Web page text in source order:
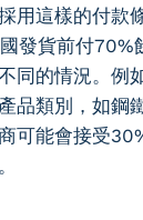
用這樣的付款
發貨前付70%
同的情況。例
品類別，如鋼
可能會接受